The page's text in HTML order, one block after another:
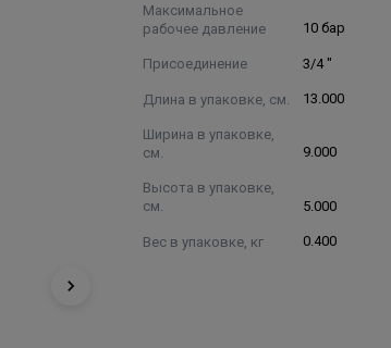
Максимальное
рабочее давление
10 бар
Присоединение 3/4 "
Длина в упаковке, см. 13.000
Ширина в упаковке,
см.
9.000
Высота в упаковке,
см.
5.000
Вес в упаковке, кг 0.400